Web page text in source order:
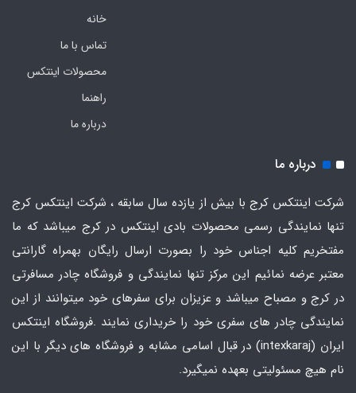
خانه
تماس با ما
محصولات اینتکس
راهنما
درباره ما
درباره ما
شرکت اینتکس کرج با بیش از یازده سال سابقه ، شرکت اینتکس کرج
تنها نمایندگی رسمی محصولات بادی اینتکس در کرج میباشد که ما
مفتخریم کلیه اجناس خود را بصورت ارسال رایگان بهمراه گارانتی
معتبر عرضه نمائیم این مرکز تنها نمایندگی و فروشگاه چادر مسافرتی
در کرج و مصباح میباشد و عزیزان برای سفرهای خود میتوانند از این
نمایندگی چادر های سفری خود را خریداری نمایند .فروشگاه اینتکس
ایران
(intexkaraj) در قبال اسامی مشابه و فروشگاه های دیگر با این
نام هیچ مسئولیتی بعهده نمیگیرد.